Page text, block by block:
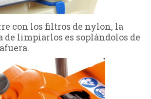
con los filtros de nylon, la
de limpiarlos es soplándolos de